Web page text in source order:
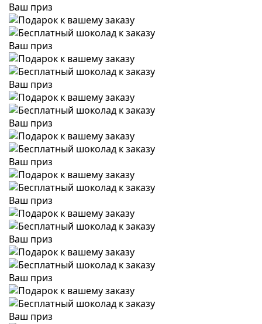
Ваш приз
Ваш приз
Ваш приз
Ваш приз
Ваш приз
Ваш приз
Ваш приз
Ваш приз
Ваш приз